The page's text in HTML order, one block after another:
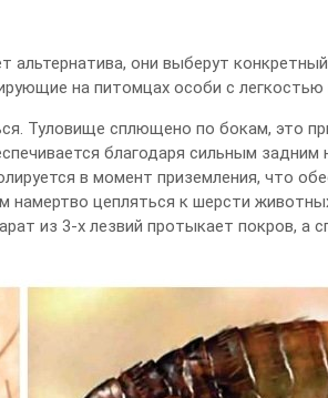
альтернатива, они выберут
на питомцах особи с легкостью
Туловище сплющено по бокам, это
благодаря сильным задним
в момент приземления, что
намертво цепляться к шерсти
из 3-х лезвий протыкает покров, а